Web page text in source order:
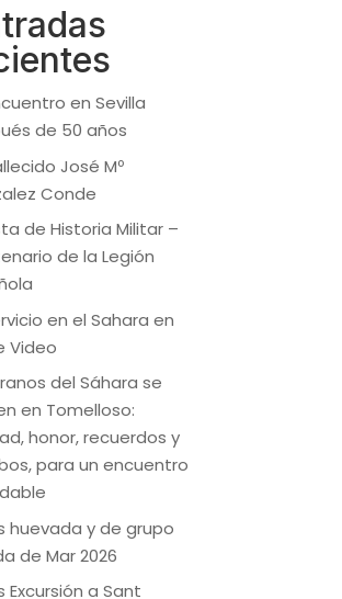
en Sevilla
de 50 años
José Mº
Conde
de Historia Militar –
de la Legión
en el Sahara en
Video
del Sáhara se
en Tomelloso:
honor, recuerdos y
para un encuentro
huevada y de grupo
de Mar 2026
Excursión a Sant